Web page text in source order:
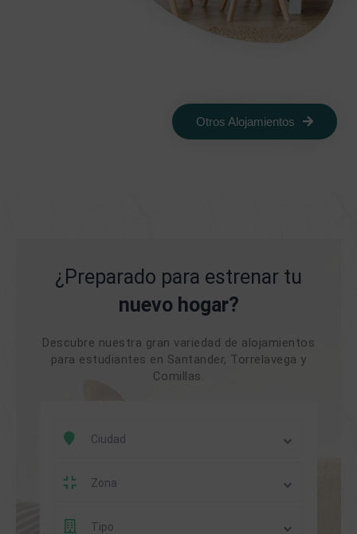
Otros Alojamientos
¿Preparado para estrenar tu
nuevo hogar?
Descubre nuestra gran variedad de alojamientos
para estudiantes en Santander, Torrelavega y
Comillas.
Ciudad
Zona
Tipo